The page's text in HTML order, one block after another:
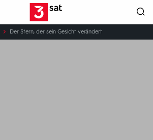
3SAT
Der Stern, der sein Gesicht verändert